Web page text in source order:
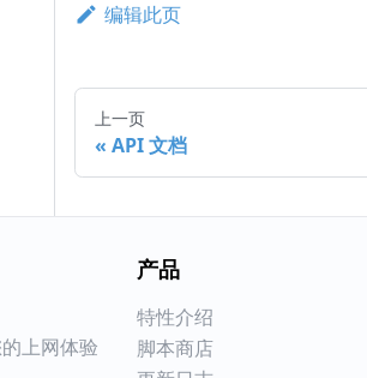
编辑此页
上一页
API 文档
上网体验
产品
特性介绍
脚本商店